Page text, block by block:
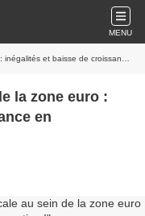
MENU
baisse de croissance en perspective !
la zone euro :
en